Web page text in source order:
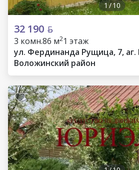
1/10
32 190
3 комн.86 м21 этаж
ул. Фердинанда Рущица, 7, аг.
Воложинский район